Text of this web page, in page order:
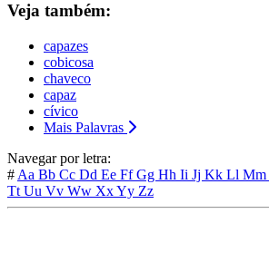
Veja também:
capazes
cobicosa
chaveco
capaz
cívico
Mais Palavras
Navegar por letra:
# Aa Bb Cc Dd Ee FfGg Hh Ii Jj Kk Ll Mm
Tt Uu Vv Ww XxYy Zz